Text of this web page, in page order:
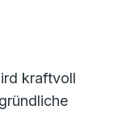
kraftvoll